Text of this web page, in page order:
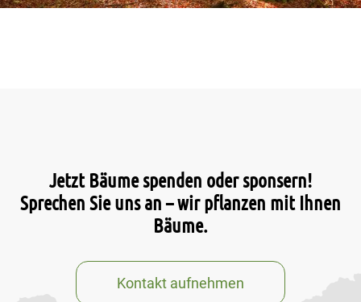
Jetzt Bäume spenden oder sponsern!
Sprechen Sie uns an – wir pflanzen mit Ihnen
Bäume.
Kontakt aufnehmen